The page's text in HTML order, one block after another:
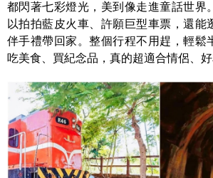
都閃著七彩燈光，美到像走進童話世界
以拍拍藍皮火車、許願巨型車票，還能
伴手禮帶回家。整個行程不用趕，輕鬆
吃美食、買紀念品，真的超適合情侶、好